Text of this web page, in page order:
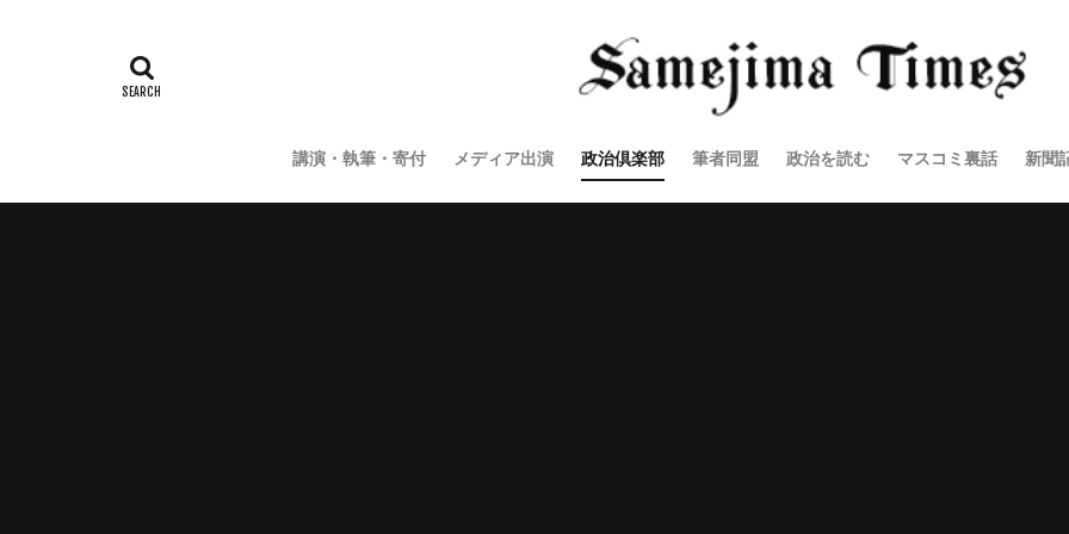
講演・執筆・寄付 メディア出演 政治倶楽部 筆者同盟 政治を読む マスコミ裏話 新聞